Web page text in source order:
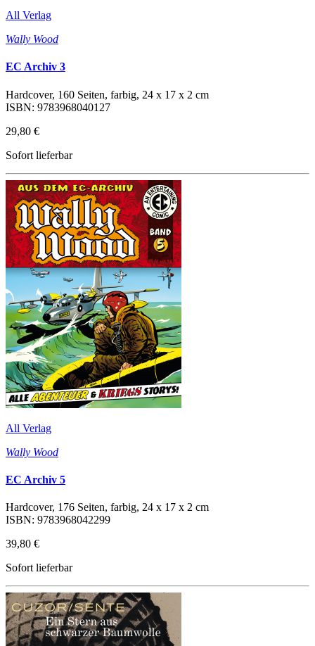
All Verlag
Wally Wood
EC Archiv 3
Hardcover, 160 Seiten, farbig, 24 x 17 x 2 cm
ISBN: 9783968040127
29,80 €
Sofort lieferbar
All Verlag
Wally Wood
EC Archiv 5
Hardcover, 176 Seiten, farbig, 24 x 17 x 2 cm
ISBN: 9783968042299
39,80 €
Sofort lieferbar